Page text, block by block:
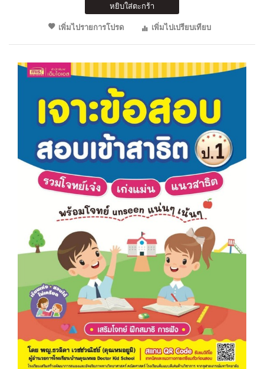
หยิบใส่ตะกร้า
เพิ่มไปรายการโปรด
เพิ่มไปเปรียบเทียบ